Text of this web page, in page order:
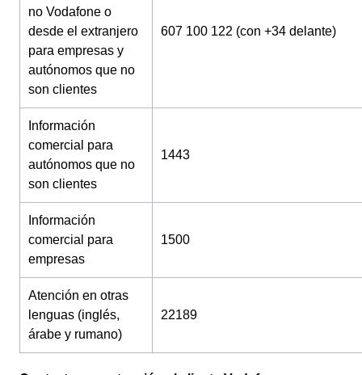
no Vodafone o
desde el extranjero
para empresas y
autónomos que no
son clientes
607 100 122 (con +34 delante)
Información
comercial para
autónomos que no
son clientes
1443
Información
comercial para
empresas
1500
Atención en otras
lenguas (inglés,
árabe y rumano)
22189